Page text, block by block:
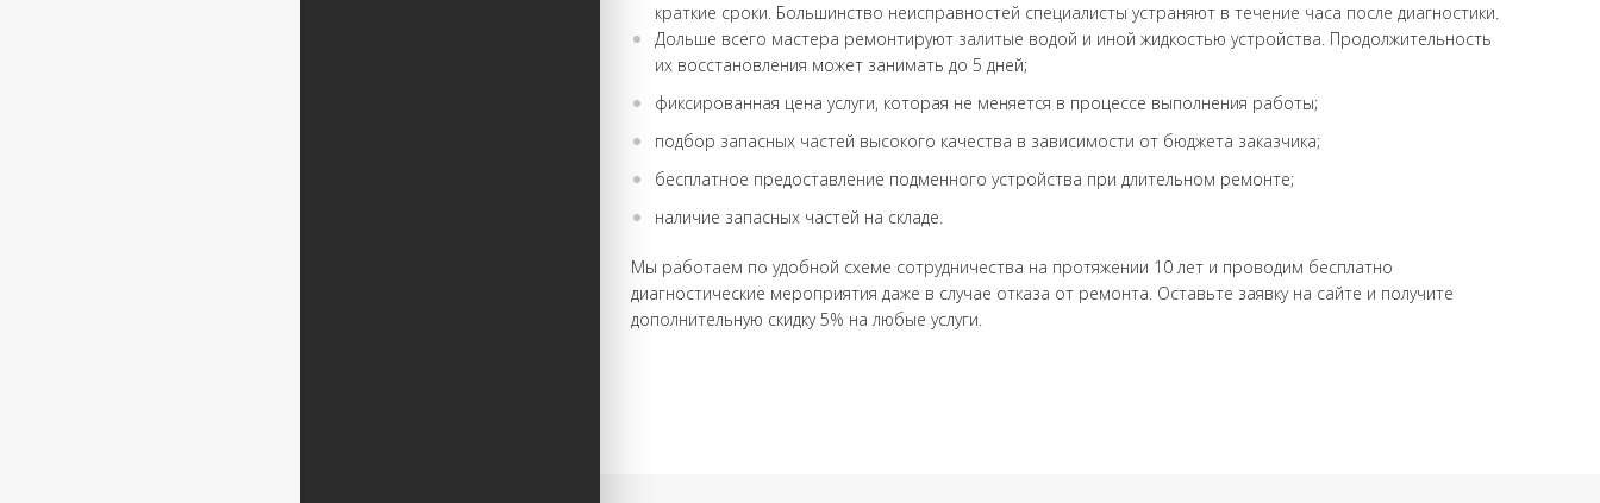
краткие сроки. Большинство неисправностей специалисты устраняют в течение часа после диагностики.
Дольше всего мастера ремонтируют залитые водой и иной жидкостью устройства. Продолжительность
их восстановления может занимать до 5 дней;
фиксированная цена услуги, которая не меняется в процессе выполнения работы;
подбор запасных частей высокого качества в зависимости от бюджета заказчика;
бесплатное предоставление подменного устройства при длительном ремонте;
наличие запасных частей на складе.
Мы работаем по удобной схеме сотрудничества на протяжении 10 лет и проводим бесплатно
диагностические мероприятия даже в случае отказа от ремонта. Оставьте заявку на сайте и получите
дополнительную скидку 5% на любые услуги.